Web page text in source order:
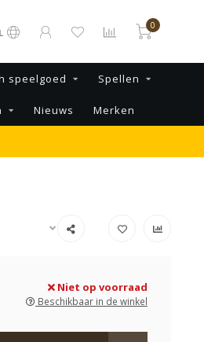
0
speelgoed Spellen
Nieuws Merken
Niet op voorraad
Beschikbaar in de winkel